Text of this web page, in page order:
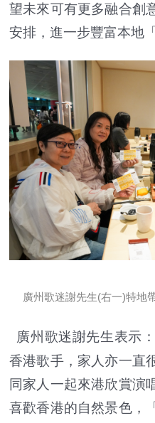
望未來可有更多融合創
安排，進一步豐富本地
廣州歌迷謝先生(右一)特地
廣州歌迷謝先生表示
香港歌手，家人亦一直
同家人一起來港欣賞演
喜歡香港的自然景色，